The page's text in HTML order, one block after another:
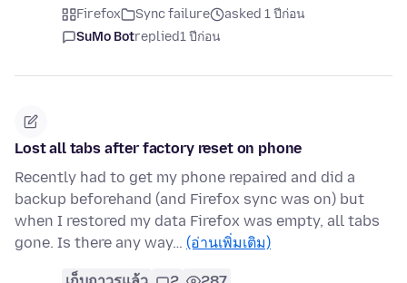
Firefox Sync failure
asked 1 ปีก่อน
SuMo Botreplied1 ปีก่อน
Lost all tabs after factory reset on phone
Recently had to get my phone repaired and did a
backup beforehand (and Firefox sync was on) but
when I restored my data Firefox was empty, all tabs
gone. Is there any way… (อ่านเพิ่มเติม)